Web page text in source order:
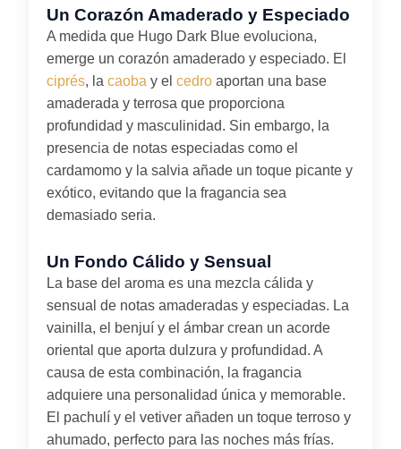
Un Corazón Amaderado y Especiado
A medida que Hugo Dark Blue evoluciona,
emerge un corazón amaderado y especiado. El
ciprés, la caoba y el cedro aportan una base
amaderada y terrosa que proporciona
profundidad y masculinidad. Sin embargo, la
presencia de notas especiadas como el
cardamomo y la salvia añade un toque picante y
exótico, evitando que la fragancia sea
demasiado seria.
Un Fondo Cálido y Sensual
La base del aroma es una mezcla cálida y
sensual de notas amaderadas y especiadas. La
vainilla, el benjuí y el ámbar crean un acorde
oriental que aporta dulzura y profundidad. A
causa de esta combinación, la fragancia
adquiere una personalidad única y memorable.
El pachulí y el vetiver añaden un toque terroso y
ahumado, perfecto para las noches más frías.